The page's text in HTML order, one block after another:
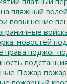
пляжный
повышение
права поджог
Пожар пожар